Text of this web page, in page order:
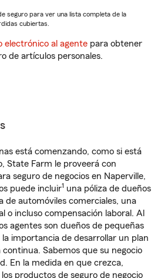
seguro para ver una lista completa de la
cubiertas.
electrónico al agente para obtener
de artículos personales.
está comenzando, como si está
State Farm le proveerá con
seguro de negocios en Naperville,
puede incluir1 una póliza de dueños
de automóviles comerciales, una
o incluso compensación laboral. Al
agentes son dueños de pequeñas
importancia de desarrollar un plan
Sabemos que su negocio
En la medida en que crezca,
productos de seguro de negocio